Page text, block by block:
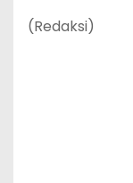
(Redaksi)